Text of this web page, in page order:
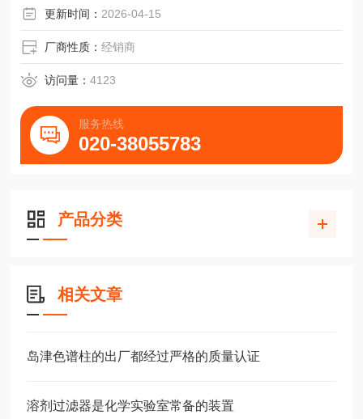
更新时间： 2026-04-15
厂商性质：经销商
访问量：4123
服务热线
020-38055783
产品分类
相关文章
岛津色谱柱的出厂都经过严格的质量认证
溶剂过滤器是化学实验室常备的装置